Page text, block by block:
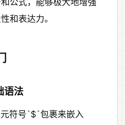
公式，能够极大地增强
和表达力。
语法
符号`$`包裹来嵌入